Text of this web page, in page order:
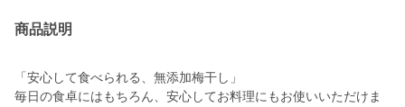
商品説明
「安心して食べられる、無添加梅干し」
毎日の食卓にはもちろん、安心してお料理にもお使いいただけま